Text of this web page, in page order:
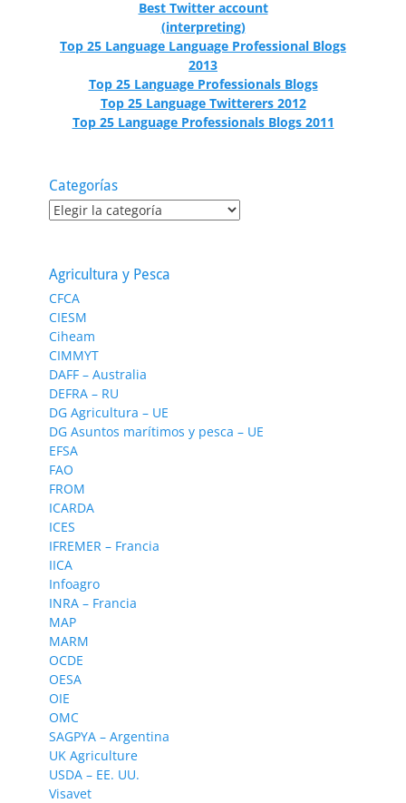
Best Twitter account
(interpreting)
Top 25 Language Language Professional Blogs
2013
Top 25 Language Professionals Blogs
Top 25 Language Twitterers 2012
Top 25 Language Professionals Blogs 2011
Categorías
Categorías
Agricultura y Pesca
CFCA
CIESM
Ciheam
CIMMYT
DAFF – Australia
DEFRA – RU
DG Agricultura – UE
DG Asuntos marítimos y pesca – UE
EFSA
FAO
FROM
ICARDA
ICES
IFREMER – Francia
IICA
Infoagro
INRA – Francia
MAP
MARM
OCDE
OESA
OIE
OMC
SAGPYA – Argentina
UK Agriculture
USDA – EE. UU.
Visavet